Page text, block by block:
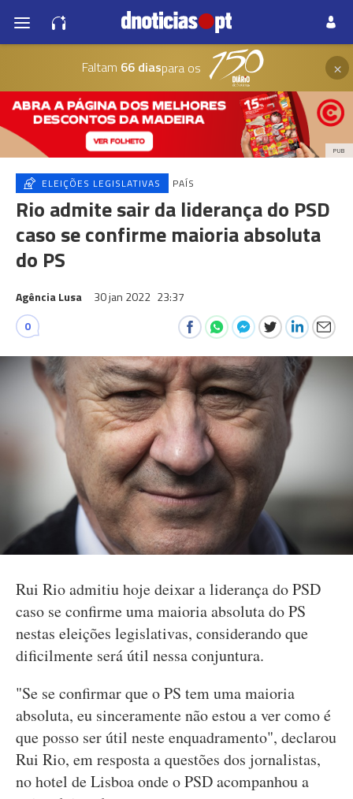
Faltam 66 diaspara os ×
PUB
ELEIÇÕES LEGISLATIVAS PAÍS
Rio admite sair da liderança do PSD
caso se confirme maioria absoluta
do PS
Agência Lusa 30 jan 2022 23:37
0
Rui Rio admitiu hoje deixar a liderança do PSD
caso se confirme uma maioria absoluta do PS
nestas eleições legislativas, considerando que
dificilmente será útil nessa conjuntura.
"Se se confirmar que o PS tem uma maioria
absoluta, eu sinceramente não estou a ver como é
que posso ser útil neste enquadramento", declarou
Rui Rio, em resposta a questões dos jornalistas,
no hotel de Lisboa onde o PSD acompanhou a